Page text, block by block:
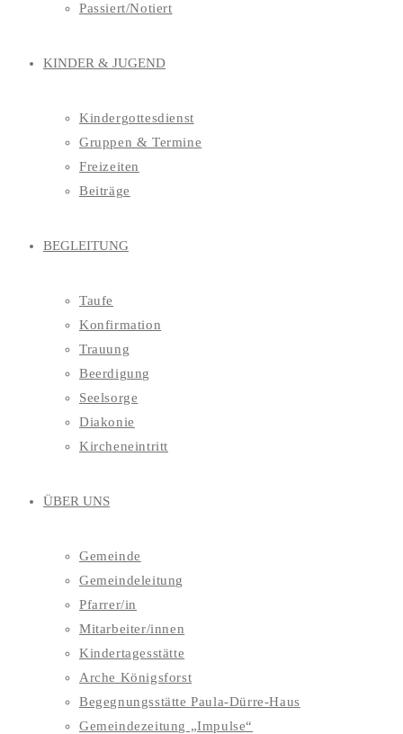
Passiert/Notiert
KINDER & JUGEND
Kindergottesdienst
Gruppen & Termine
Freizeiten
Beiträge
BEGLEITUNG
Taufe
Konfirmation
Trauung
Beerdigung
Seelsorge
Diakonie
Kircheneintritt
ÜBER UNS
Gemeinde
Gemeindeleitung
Pfarrer/in
Mitarbeiter/innen
Kindertagesstätte
Arche Königsforst
Begegnungsstätte Paula-Dürre-Haus
Gemeindezeitung „Impulse“